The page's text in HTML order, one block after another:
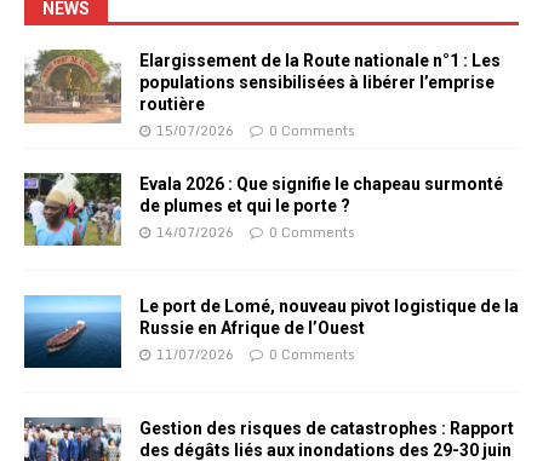
NEWS
Elargissement de la Route nationale n°1 : Les
populations sensibilisées à libérer l’emprise
routière
15/07/2026 0 Comments
Evala 2026 : Que signifie le chapeau surmonté
de plumes et qui le porte ?
14/07/2026 0 Comments
Le port de Lomé, nouveau pivot logistique de la
Russie en Afrique de l’Ouest
11/07/2026 0 Comments
Gestion des risques de catastrophes : Rapport
des dégâts liés aux inondations des 29-30 juin